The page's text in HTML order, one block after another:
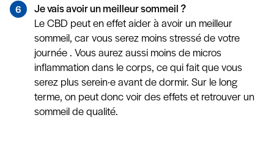
Je vais avoir un meilleur sommeil ?
Le CBD peut en effet aider à avoir un meilleur
sommeil, car vous serez moins stressé de votre
journée . Vous aurez aussi moins de micros
inflammation dans le corps, ce qui fait que vous
serez plus serein·e avant de dormir. Sur le long
terme, on peut donc voir des effets et retrouver un
sommeil de qualité.